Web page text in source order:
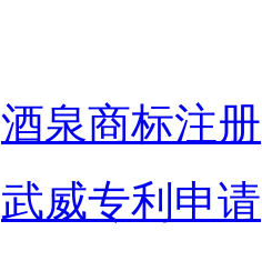
酒泉商标注册
武威专利申请